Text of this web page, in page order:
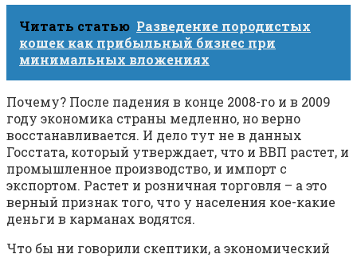
Читать статью Разведение породистых
кошек как прибыльный бизнес при
минимальных вложениях
Почему? После падения в конце 2008-го и в 2009
году экономика страны медленно, но верно
восстанавливается. И дело тут не в данных
Госстата, который утверждает, что и ВВП растет, и
промышленное производство, и импорт с
экспортом. Растет и розничная торговля – а это
верный признак того, что у населения кое-какие
деньги в карманах водятся.
Что бы ни говорили скептики, а экономический